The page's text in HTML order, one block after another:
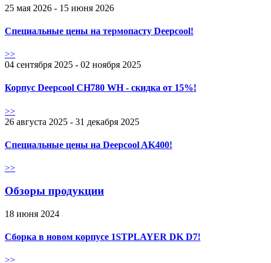
25 мая 2026 - 15 июня 2026
Специальные цены на термопасту Deepcool!
>>
04 сентября 2025 - 02 ноября 2025
Корпус Deepcool CH780 WH - скидка от 15%!
>>
26 августа 2025 - 31 декабря 2025
Специальные цены на Deepcool AK400!
>>
Обзоры продукции
18 июня 2024
Сборка в новом корпусе 1STPLAYER DK D7!
>>